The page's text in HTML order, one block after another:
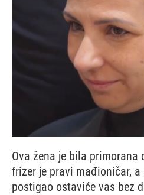
Ova žena je bila
frizer je pravi mađioničar,
postigao ostaviće vas bez